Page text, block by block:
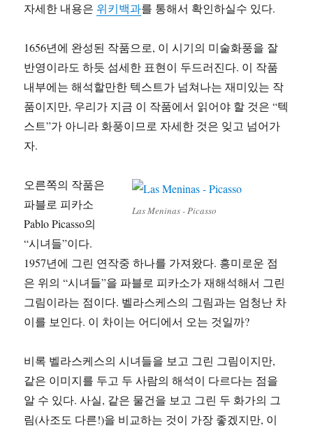
자세한 내용은 위키백과를 통해서 확인하실수 있다.
1656년에 완성된 작품으로, 이 시기의 미술화풍을 잘
반영이라도 하듯 섬세한 표현이 두드러진다. 이 작품
내부에는 해석할만한 텍스트가 넘쳐나는 재미있는 작
품이지만, 우리가 지금 이 작품에서 읽어야 할 것은 “텍
스트”가 아니라 화풍이므로 자세한 것은 잊고 넘어가
자.
Las Meninas - Picasso
오른쪽의 작품은
파블로 피카소
Pablo Picasso의
“시녀들”이다.
1957년에 그린 연작중 하나를 가져왔다. 흥미로운 점
은 위의 “시녀들”을 파블로 피카소가 재해석해서 그린
그림이라는 점이다. 벨라스케스의 그림과는 엄청난 차
이를 보인다. 이 차이는 어디에서 오는 것일까?
비록 벨라스케스의 시녀들을 보고 그린 그림이지만,
같은 이미지를 두고 두 사람의 해석이 다르다는 점을
알 수 있다. 사실, 같은 물건을 보고 그린 두 화가의 그
림(사조도 다른!)을 비교하는 것이 가장 좋겠지만, 이